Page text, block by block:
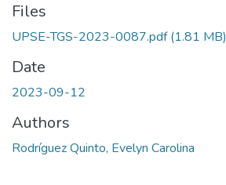
Files
UPSE-TGS-2023-0087.pdf(1.81 MB)
Date
2023-09-12
Authors
Rodríguez Quinto, Evelyn Carolina